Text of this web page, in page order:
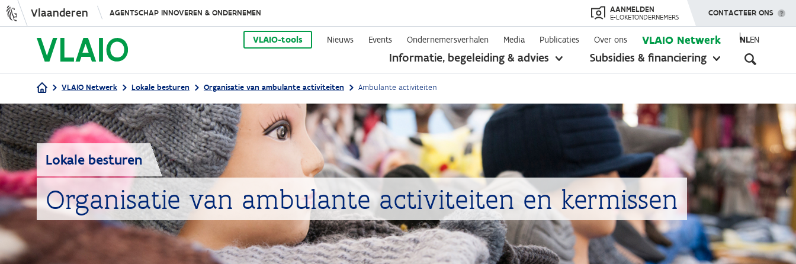
Overslaan
en
naar
de
inhoud
gaan
Vlaanderen AGENTSCHAP INNOVEREN & ONDERNEMEN AANMELDEN
E-LOKETONDERNEMERS TOON MENU
CONTACTEER ONS
VLAIO-tools Nieuws Events Ondernemersverhalen Media Publicaties Over ons VLAIO Netwerk NLEN
Informatie, begeleiding & advies
toon
Subsidies & financiering
toon
Kruimelpad
VLAIO Netwerk Lokale besturen Organisatie van ambulante activiteiten Ambulante activiteiten
Lokale besturen
Organisatie van ambulante activiteiten en kermissen